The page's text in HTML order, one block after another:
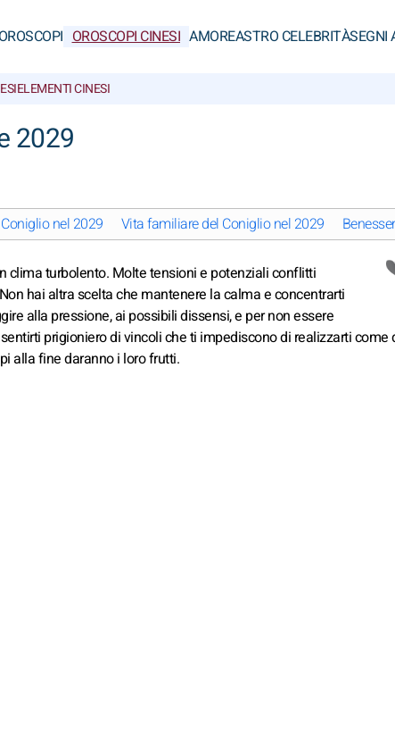
OROSCOPI OROSCOPI CINESI AMOREASTRO CELEBRITÀSEGNI
ELEMENTI CINESI
2029
nel 2029 Vita familiare del Coniglio nel 2029
clima turbolento. Molte tensioni e potenziali conflitti
hai altra scelta che mantenere la calma e concentrarti
alla pressione, ai possibili dissensi, e per non essere
prigioniero di vincoli che ti impediscono di realizzarti come
alla fine daranno i loro frutti.